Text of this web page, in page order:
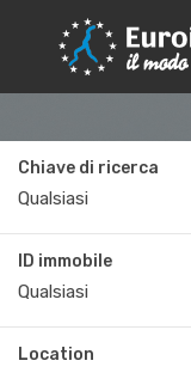
Chiave di ricerca
ID immobile
Location